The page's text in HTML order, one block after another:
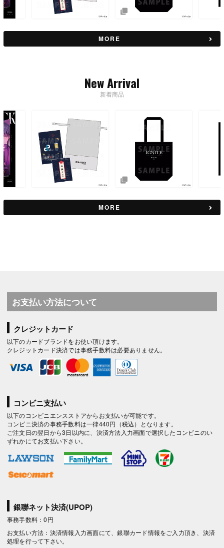
MORE
New Arrival
新着商品
MORE
お支払い方法について
クレジットカード
以下のカードブランドをお使い頂けます。
クレジットカード決済では事務手数料は必要ありません。
コンビニ支払い
以下のコンビニエンスストアからお支払いが可能です。
コンビニ決済の事務手数料は一律440円（税込）となります。
ご注文日の翌日から3日以内に、決済方法入力画面で選択したコンビニのい
ずれかにてお支払い下さい。
銀聯ネット決済(UPOP)
事務手数料：0円
お支払い方法：決済情報入力画面にて、銀聯カード情報をご入力頂き、決済
処理を行って下さい。